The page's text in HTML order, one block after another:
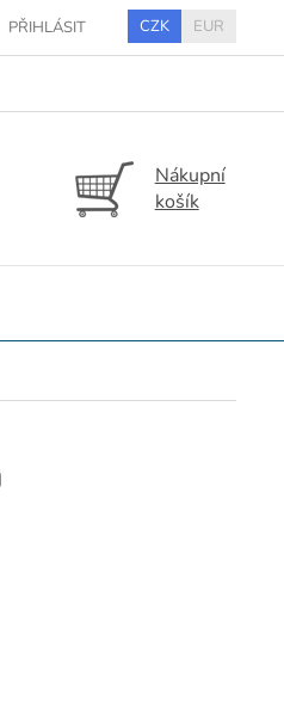
PŘIHLÁSIT CZK EUR
Nákupní
košík